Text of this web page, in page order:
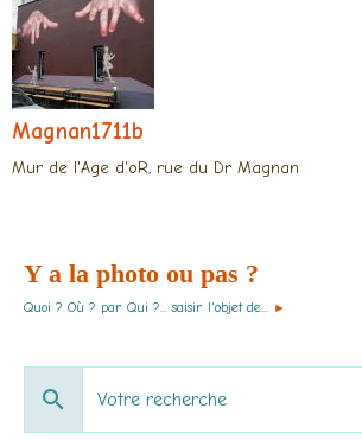
Magnan1711b
Mur de l'Age d'oR, rue du Dr Magnan
Y a la photo ou pas ?
Quoi ? Où ? par Qui ?... saisir l'objet de... ►